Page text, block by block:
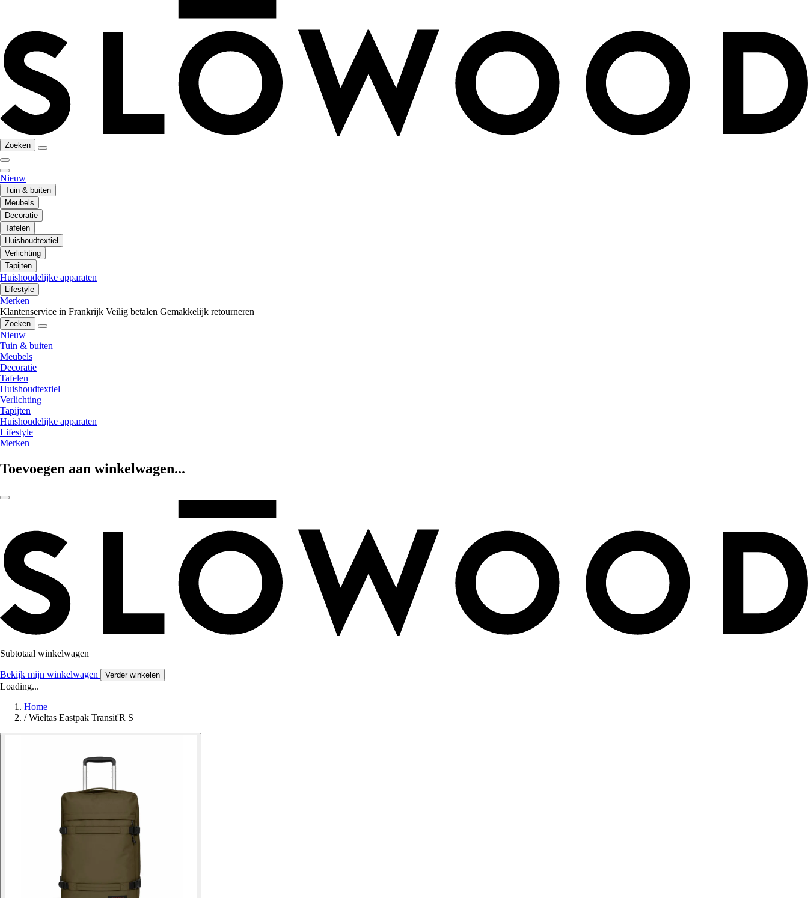
Zoeken
Nieuw
Tuin & buiten
Meubels
Decoratie
Tafelen
Huishoudtextiel
Verlichting
Tapijten
Huishoudelijke apparaten
Lifestyle
Merken
Klantenservice in Frankrijk Veilig betalen Gemakkelijk retourneren
Zoeken
Nieuw
Tuin & buiten
Meubels
Decoratie
Tafelen
Huishoudtextiel
Verlichting
Tapijten
Huishoudelijke apparaten
Lifestyle
Merken
Toevoegen aan winkelwagen...
Subtotaal winkelwagen
Bekijk mijn winkelwagen Verder winkelen
Loading...
Home
/ Wieltas Eastpak Transit'R S